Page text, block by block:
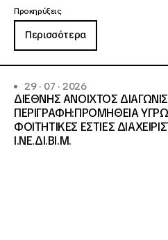
Προκηρύξεις
Περισσότερα
29 · 07 · 2026
ΔΙΕΘΝΗΣ ΑΝΟΙΧΤΟΣ
ΠΕΡΙΓΡΑΦΗ:ΠΡΟΜΗΘΕΙΑ
ΦΟΙΤΗΤΙΚΕΣ ΕΣΤΙΕΣ
Ι.ΝΕ.ΔΙ.ΒΙ.Μ.